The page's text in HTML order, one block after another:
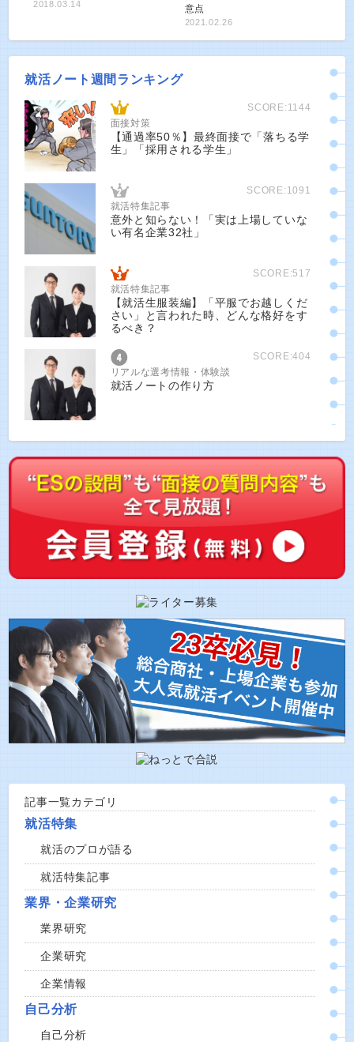
2018.03.14 意点
2021.02.26
就活ノート週間ランキング
SCORE:1144
面接対策
【通過率50％】最終面接で「落ちる学
生」「採用される学生」
SCORE:1091
就活特集記事
意外と知らない！「実は上場していな
い有名企業32社」
SCORE:517
就活特集記事
【就活生服装編】「平服でお越しくだ
さい」と言われた時、どんな格好をす
るべき？
SCORE:404
リアルな選考情報・体験談
就活ノートの作り方
記事一覧カテゴリ
就活特集
就活のプロが語る
就活特集記事
業界・企業研究
業界研究
企業研究
企業情報
自己分析
自己分析